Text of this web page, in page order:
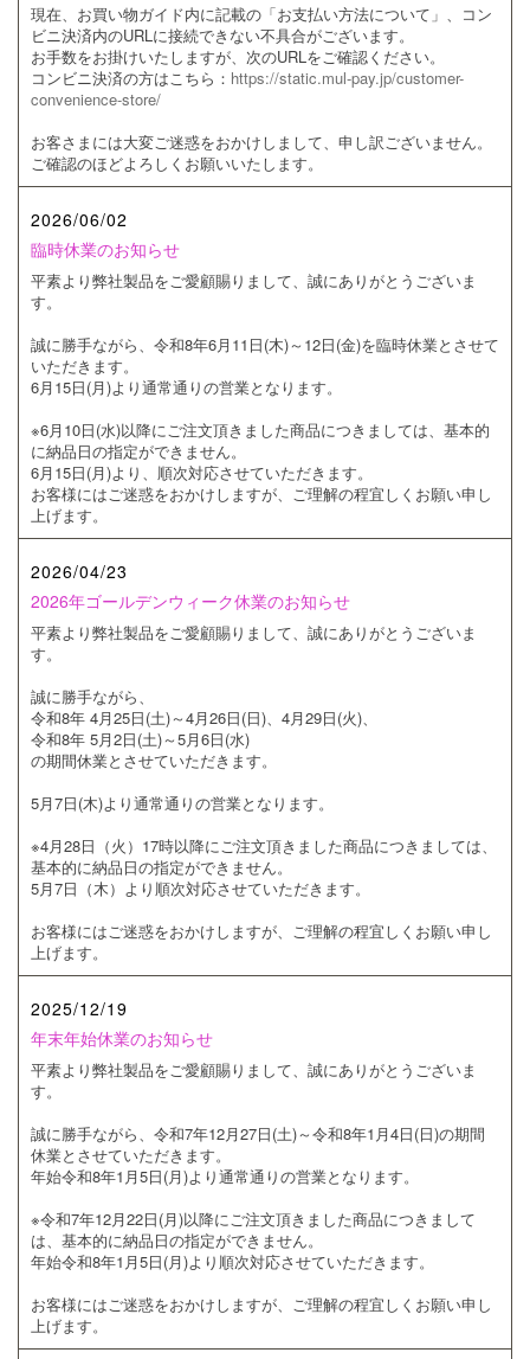
現在、お買い物ガイド内に記載の「お支払い方法について」、コン
ビニ決済内のURLに接続できない不具合がございます。
お手数をお掛けいたしますが、次のURLをご確認ください。
コンビニ決済の方はこちら： https://static.mul-pay.jp/customer-
convenience-store/
お客さまには大変ご迷惑をおかけしまして、申し訳ございません。
ご確認のほどよろしくお願いいたします。
2026/06/02
臨時休業のお知らせ
平素より弊社製品をご愛顧賜りまして、誠にありがとうございま
す。
誠に勝手ながら、令和8年6月11日(木)～12日(金)を臨時休業とさせて
いただきます。
6月15日(月)より通常通りの営業となります。
※6月10日(水)以降にご注文頂きました商品につきましては、基本的
に納品日の指定ができません。
6月15日(月)より、順次対応させていただきます。
お客様にはご迷惑をおかけしますが、ご理解の程宜しくお願い申し
上げます。
2026/04/23
2026年ゴールデンウィーク休業のお知らせ
平素より弊社製品をご愛顧賜りまして、誠にありがとうございま
す。
誠に勝手ながら、
令和8年 4月25日(土)～4月26日(日)、4月29日(火)、
令和8年 5月2日(土)～5月6日(水)
の期間休業とさせていただきます。
5月7日(木)より通常通りの営業となります。
※4月28日（火）17時以降にご注文頂きました商品につきましては、
基本的に納品日の指定ができません。
5月7日（木）より順次対応させていただきます。
お客様にはご迷惑をおかけしますが、ご理解の程宜しくお願い申し
上げます。
2025/12/19
年末年始休業のお知らせ
平素より弊社製品をご愛顧賜りまして、誠にありがとうございま
す。
誠に勝手ながら、令和7年12月27日(土)～令和8年1月4日(日)の期間
休業とさせていただきます。
年始令和8年1月5日(月)より通常通りの営業となります。
※令和7年12月22日(月)以降にご注文頂きました商品につきまして
は、基本的に納品日の指定ができません。
年始令和8年1月5日(月)より順次対応させていただきます。
お客様にはご迷惑をおかけしますが、ご理解の程宜しくお願い申し
上げます。